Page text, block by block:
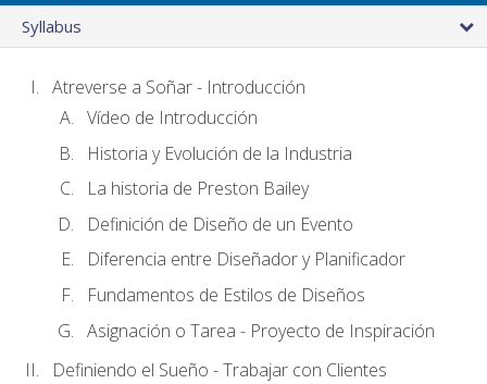
Syllabus
Atreverse a Soñar - Introducción
Vídeo de Introducción
Historia y Evolución de la Industria
La historia de Preston Bailey
Definición de Diseño de un Evento
Diferencia entre Diseñador y Planificador
Fundamentos de Estilos de Diseños
Asignación o Tarea - Proyecto de Inspiración
Definiendo el Sueño - Trabajar con Clientes